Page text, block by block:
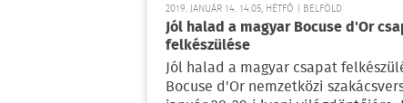
2019. JANUÁR 14. 14:05, HÉTFŐ | BELFÖLD
Jól halad a magyar Bocuse d'Or
felkészülése
Jól halad a magyar csapat
Bocuse d'Or nemzetközi